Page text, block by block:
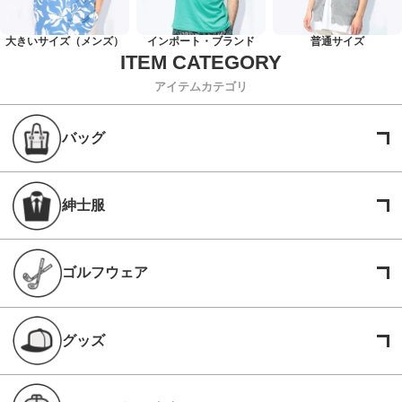
大きいサイズ（メンズ） インポート・ブランド 普通サイズ
アイテムカテゴリ
バッグ
紳士服
ゴルフウェア
グッズ